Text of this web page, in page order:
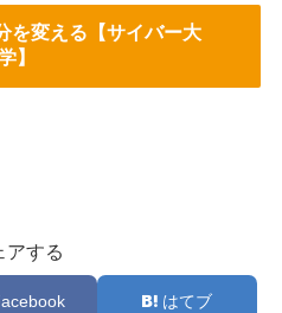
を変える【サイバー大
】
アする
はてブ